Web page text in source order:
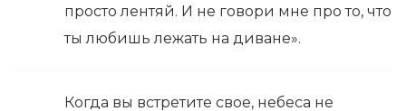
просто лентяй. И не говори мне про то, что
ты любишь лежать на диване».
Когда вы встретите свое, небеса не